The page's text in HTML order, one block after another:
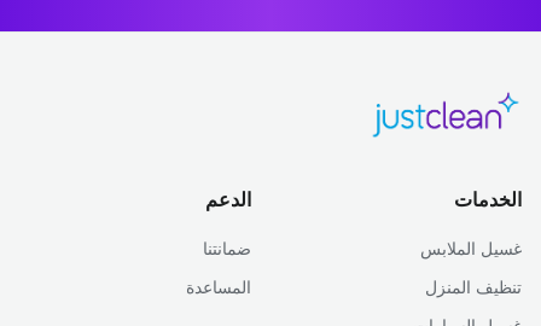
الخدمات
غسيل الملابس
تنظيف المنزل
الدعم
ضمانتنا
المساعدة